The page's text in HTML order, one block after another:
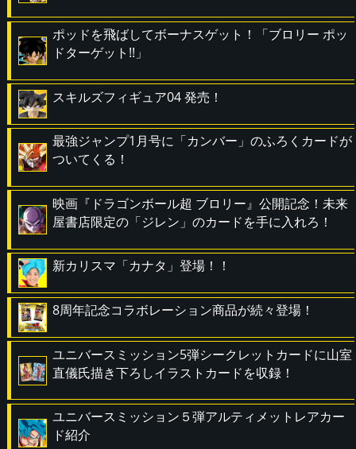
ポッドを飛ばしてボーナスゲット！「ブロリー ポッ
ドターゲット!!」
スキルズフィギュア04 発売！
最強ジャンプ1月号に「カンバー」のふろくカードが
ついてくる！
映画『ドラゴンボール超 ブロリー』公開記念！未来
屋書店限定の「ジレン」のカードを手に入れろ！
新カリスマ「カナタ」登場！！
8周年記念コラボレーション商品が続々登場！
ユニバースミッション5弾シークレットカードに山室
直儀氏描き下ろしイラストカードを収録！
ユニバースミッション５弾アルティメットレアカー
ド紹介